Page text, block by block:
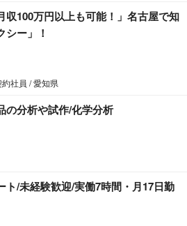
収100万円以上も可能！」名古屋で知
ー」！
社員 / 愛知県
の分析や試作/化学分析
ト/未経験歓迎/実働7時間・月17日勤